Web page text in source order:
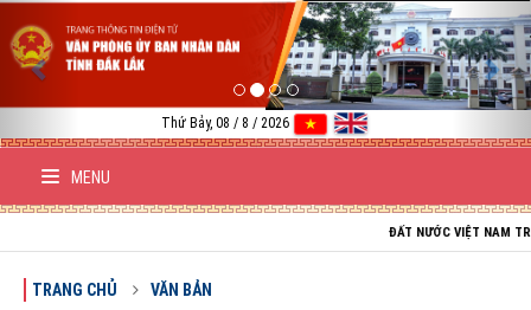
Thứ Bảy, 08 / 8 / 2026
MENU
ĐẤT NƯỚC VIỆT NAM TRƯỜNG
TRANG CHỦ VĂN BẢN